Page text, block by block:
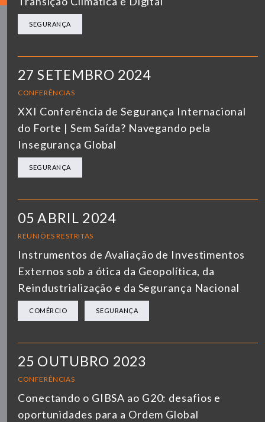
SEGURANÇA
27 SETEMBRO 2024
CONFERÊNCIAS
XXI Conferência de Segurança Internacional
do Forte | Sem Saída? Navegando pela
Insegurança Global
SEGURANÇA
05 ABRIL 2024
REUNIÕES RESTRITAS
Instrumentos de Avaliação de Investimentos
Externos sob a ótica da Geopolítica, da
Reindustrialização e da Segurança Nacional
COMÉRCIO SEGURANÇA
25 OUTUBRO 2023
CONFERÊNCIAS
Conectando o GIBSA ao G20: desafios e
oportunidades para a Ordem Global